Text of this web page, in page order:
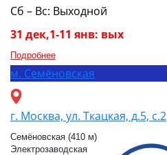
Сб – Вс: Выходной
31 дек,1-11 янв: вых
Подробнее
м. Семёновская
г. Москва, ул. Ткацкая, д.5, с.2
Семёновская (410 м)
Электрозаводская